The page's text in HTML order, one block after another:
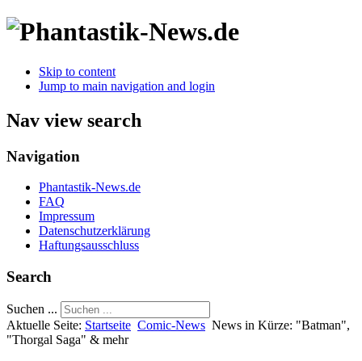
Skip to content
Jump to main navigation and login
Nav view search
Navigation
Phantastik-News.de
FAQ
Impressum
Datenschutzerklärung
Haftungsausschluss
Search
Suchen ...
Aktuelle Seite: Startseite Comic-News News in Kürze: "Batman",
"Thorgal Saga" & mehr